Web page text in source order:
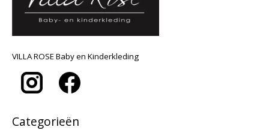
VILLA ROSE Baby en Kinderkleding
Categorieën